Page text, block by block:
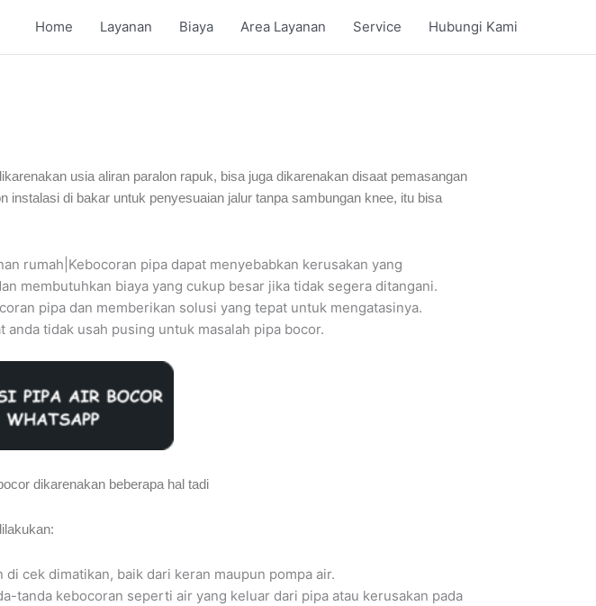
Home Layanan Biaya Area Layanan Service Hubungi Kami
usia aliran paralon rapuk, bisa juga dikarenakan disaat pemasangan
di bakar untuk penyesuaian jalur tanpa sambungan knee, itu bisa
rumah|Kebocoran pipa dapat menyebabkan kerusakan yang
membutuhkan biaya yang cukup besar jika tidak segera ditangani.
pipa dan memberikan solusi yang tepat untuk mengatasinya.
tidak usah pusing untuk masalah pipa bocor.
dikarenakan beberapa hal tadi
cek dimatikan, baik dari keran maupun pompa air.
tanda kebocoran seperti air yang keluar dari pipa atau kerusakan pada